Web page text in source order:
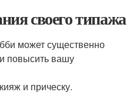
своего типажа
может существенно
повысить вашу
и прическу.